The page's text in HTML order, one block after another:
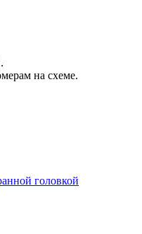
на схеме.
головкой